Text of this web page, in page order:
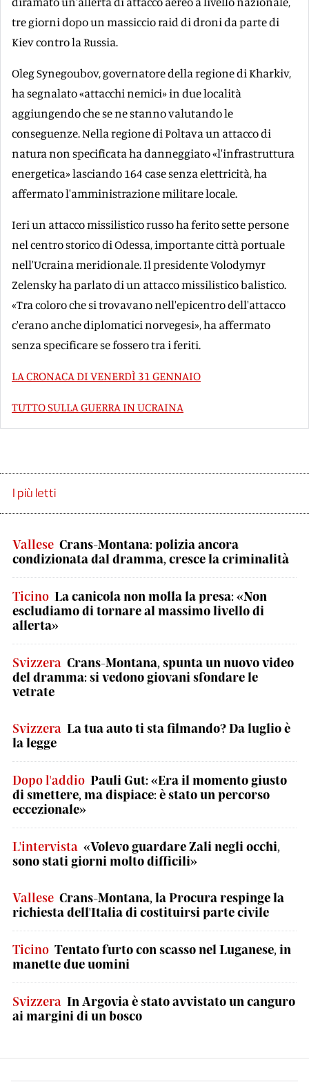
tre giorni dopo un massiccio raid di droni da parte di
Kiev contro la Russia.
Oleg Synegoubov, governatore della regione di Kharkiv,
ha segnalato «attacchi nemici» in due località
aggiungendo che se ne stanno valutando le
conseguenze. Nella regione di Poltava un attacco di
natura non specificata ha danneggiato «l'infrastruttura
energetica» lasciando 164 case senza elettricità, ha
affermato l'amministrazione militare locale.
Ieri un attacco missilistico russo ha ferito sette persone
nel centro storico di Odessa, importante città portuale
nell'Ucraina meridionale. Il presidente Volodymyr
Zelensky ha parlato di un attacco missilistico balistico.
«Tra coloro che si trovavano nell'epicentro dell'attacco
c'erano anche diplomatici norvegesi», ha affermato
senza specificare se fossero tra i feriti.
LA CRONACA DI VENERDÌ 31 GENNAIO
TUTTO SULLA GUERRA IN UCRAINA
I più letti
Vallese Crans-Montana: polizia ancora
condizionata dal dramma, cresce la criminalità
Ticino La canicola non molla la presa: «Non
escludiamo di tornare al massimo livello di
allerta»
Svizzera Crans-Montana, spunta un nuovo video
del dramma: si vedono giovani sfondare le
vetrate
Svizzera La tua auto ti sta filmando? Da luglio è
la legge
Dopo l'addio Pauli Gut: «Era il momento giusto
di smettere, ma dispiace: è stato un percorso
eccezionale»
L'intervista «Volevo guardare Zali negli occhi,
sono stati giorni molto difficili»
Vallese Crans-Montana, la Procura respinge la
richiesta dell'Italia di costituirsi parte civile
Ticino Tentato furto con scasso nel Luganese, in
manette due uomini
Svizzera In Argovia è stato avvistato un canguro
ai margini di un bosco